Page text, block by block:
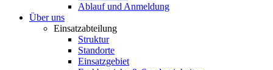
Ablauf und Anmeldung
Über uns
Einsatzabteilung
Struktur
Standorte
Einsatzgebiet